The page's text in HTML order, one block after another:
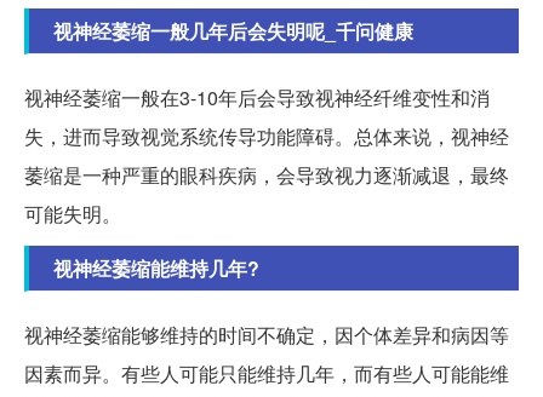
视神经萎缩一般几年后会失明呢_千问健康
视神经萎缩一般在3-10年后会导致视神经纤维变性和消
失，进而导致视觉系统传导功能障碍。总体来说，视神经
萎缩是一种严重的眼科疾病，会导致视力逐渐减退，最终
可能失明。
视神经萎缩能维持几年?
视神经萎缩能够维持的时间不确定，因个体差异和病因等
因素而异。有些人可能只能维持几年，而有些人可能能维